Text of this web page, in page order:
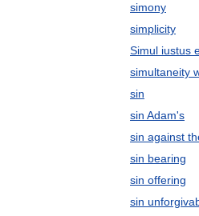
simony
simplicity
Simul iustus
simultaneity
sin
sin Adam's
sin against
sin bearing
sin offering
sin